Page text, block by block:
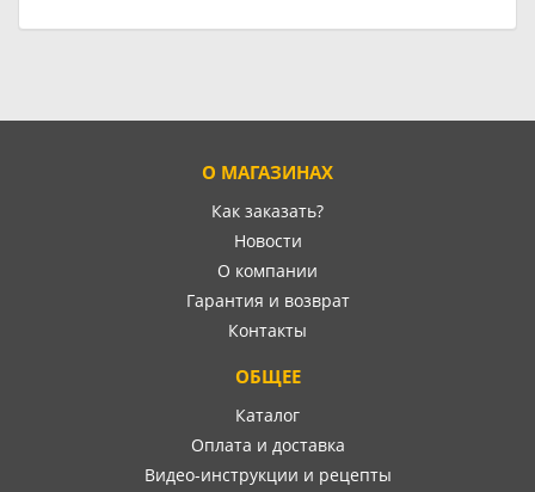
О МАГАЗИНАХ
Как заказать?
Новости
О компании
Гарантия и возврат
Контакты
ОБЩЕЕ
Каталог
Оплата и доставка
Видео-инструкции и рецепты